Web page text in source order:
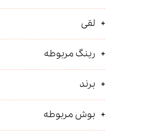
لقی
رینگ مربوطه
برند
بوش مربوطه